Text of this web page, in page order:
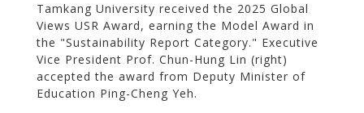
Tamkang University received the 2025 Global
Views USR Award, earning the Model Award in
the "Sustainability Report Category." Executive
Vice President Prof. Chun-Hung Lin (right)
accepted the award from Deputy Minister of
Education Ping-Cheng Yeh.